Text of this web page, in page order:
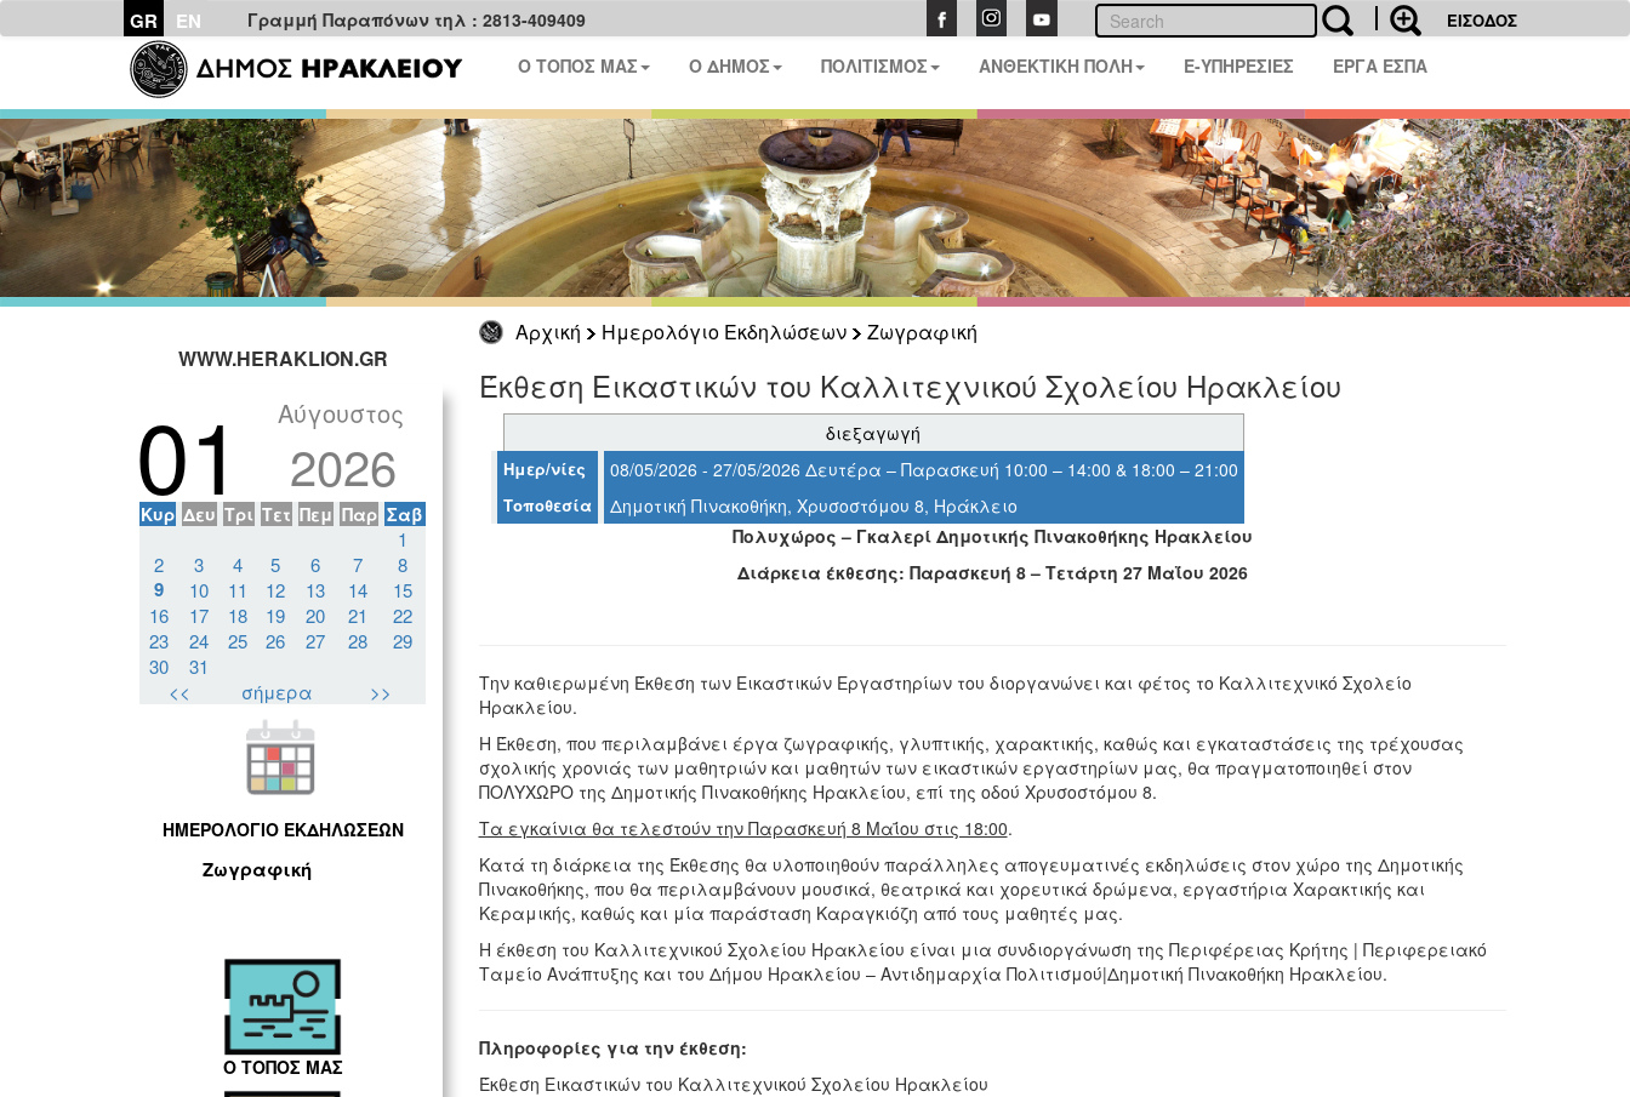
GR EN Γραμμή Παραπόνων τηλ : 2813-409409 ΕΙΣΟΔΟΣ
Ο ΤΟΠΟΣ ΜΑΣ Ο ΔΗΜΟΣ ΠΟΛΙΤΙΣΜΟΣ ΑΝΘΕΚΤΙΚΗ ΠΟΛΗ E-ΥΠΗΡΕΣΙΕΣ ΕΡΓΑ ΕΣΠΑ
Αρχική Ημερολόγιο Εκδηλώσεων
Ζωγραφική
WWW.HERAKLION.GR
01 Αύγουστος
2026
Κυρ Δευ Τρι Τετ Πεμ Παρ Σαβ
1
2
3 4 5 6 7 8
9 10 11 12 13 14
15
16
17 18 19 20 21
22
23
24 25 26 27 28
29
30
31
<<
σήμερα >>
ΗΜΕΡΟΛΟΓΙΟ ΕΚΔΗΛΩΣΕΩΝ
Ζωγραφική
Ο ΤΟΠΟΣ ΜΑΣ
Έκθεση Εικαστικών του Καλλιτεχνικού Σχολείου Ηρακλείου
διεξαγωγή
Ημερ/νίες 08/05/2026 - 27/05/2026 Δευτέρα – Παρασκευή 10:00 – 14:00 & 18:00 – 21:00
Τοποθεσία
Δημοτική Πινακοθήκη, Χρυσοστόμου 8, Ηράκλειο
Πολυχώρος – Γκαλερί Δημοτικής Πινακοθήκης Ηρακλείου
Διάρκεια έκθεσης: Παρασκευή 8 – Τετάρτη 27 Μαΐου 2026
Την καθιερωμένη Έκθεση των Εικαστικών Εργαστηρίων του διοργανώνει και φέτος το Καλλιτεχνικό Σχολείο
Ηρακλείου.
Η Έκθεση, που περιλαμβάνει έργα ζωγραφικής, γλυπτικής, χαρακτικής, καθώς και εγκαταστάσεις της τρέχουσας
σχολικής χρονιάς των μαθητριών και μαθητών των εικαστικών εργαστηρίων μας, θα πραγματοποιηθεί στον
ΠΟΛΥΧΩΡΟ της Δημοτικής Πινακοθήκης Ηρακλείου, επί της οδού Χρυσοστόμου 8.
Τα εγκαίνια θα τελεστούν την Παρασκευή 8 Μαΐου στις 18:00.
Κατά τη διάρκεια της Έκθεσης θα υλοποιηθούν παράλληλες απογευματινές εκδηλώσεις στον χώρο της Δημοτικής
Πινακοθήκης, που θα περιλαμβάνουν μουσικά, θεατρικά και χορευτικά δρώμενα, εργαστήρια Χαρακτικής και
Κεραμικής, καθώς και μία παράσταση Καραγκιόζη από τους μαθητές μας.
Η έκθεση του Καλλιτεχνικού Σχολείου Ηρακλείου είναι μια συνδιοργάνωση της Περιφέρειας Κρήτης | Περιφερειακό
Ταμείο Ανάπτυξης και του Δήμου Ηρακλείου – Αντιδημαρχία Πολιτισμού|Δημοτική Πινακοθήκη Ηρακλείου.
Πληροφορίες για την έκθεση:
Έκθεση Εικαστικών του Καλλιτεχνικού Σχολείου Ηρακλείου